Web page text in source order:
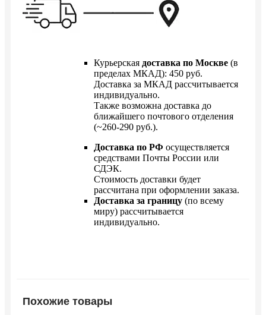
Курьерская доставка по Москве (в
пределах МКАД): 450 руб.
Доставка за МКАД рассчитывается
индивидуально.
Также возможна доставка до
ближайшего почтового отделения
(~260-290 руб.).
Доставка по РФ осуществляется
средствами Почты России или
СДЭК.
Стоимость доставки будет
рассчитана при оформлении заказа.
Доставка за границу (по всему
миру) рассчитывается
индивидуально.
Похожие товары